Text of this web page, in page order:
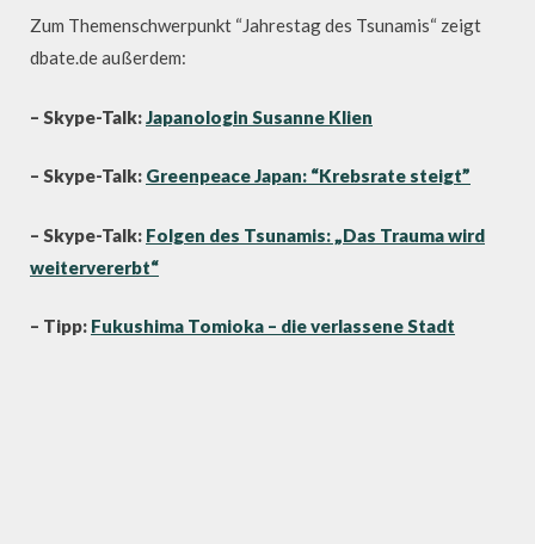
Zum Themenschwerpunkt “Jahrestag des Tsunamis“ zeigt
dbate.de außerdem:
– Skype-Talk: Japanologin Susanne Klien
– Skype-Talk: Greenpeace Japan: “Krebsrate steigt”
– Skype-Talk: Folgen des Tsunamis: „Das Trauma wird
weitervererbt“
– Tipp: Fukushima Tomioka – die verlassene Stadt